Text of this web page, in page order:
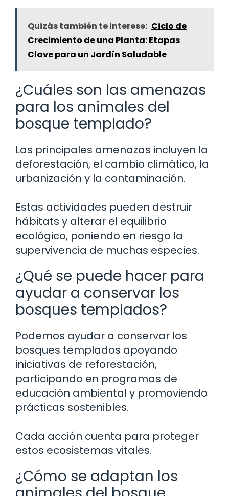
Quizás también te interese: Ciclo de
Crecimiento de una Planta: Etapas
Clave para un Jardín Saludable
¿Cuáles son las amenazas
para los animales del
bosque templado?
Las principales amenazas incluyen la
deforestación, el cambio climático, la
urbanización y la contaminación.
Estas actividades pueden destruir
hábitats y alterar el equilibrio
ecológico, poniendo en riesgo la
supervivencia de muchas especies.
¿Qué se puede hacer para
ayudar a conservar los
bosques templados?
Podemos ayudar a conservar los
bosques templados apoyando
iniciativas de reforestación,
participando en programas de
educación ambiental y promoviendo
prácticas sostenibles.
Cada acción cuenta para proteger
estos ecosistemas vitales.
¿Cómo se adaptan los